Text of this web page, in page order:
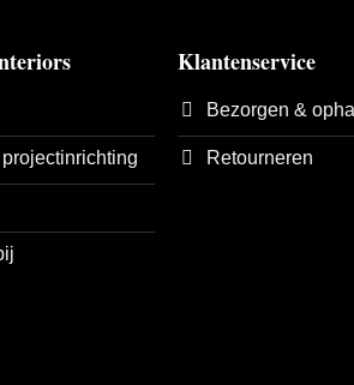
Klantenservice
Bezorgen &
Retourneren